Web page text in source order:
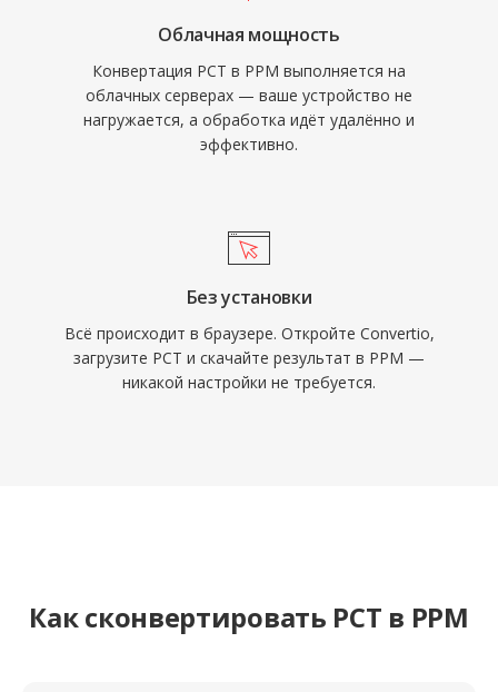
Облачная мощность
Конвертация PCT в PPM выполняется на
облачных серверах — ваше устройство не
нагружается, а обработка идёт удалённо и
эффективно.
Без установки
Всё происходит в браузере. Откройте Convertio,
загрузите PCT и скачайте результат в PPM —
никакой настройки не требуется.
Как сконвертировать PCT в PPM